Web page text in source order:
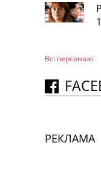
Всі персонажi
РЕКЛАМА